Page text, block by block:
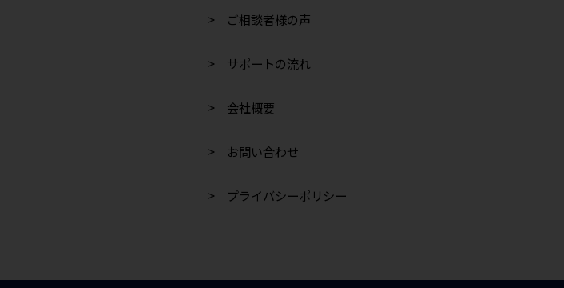
> ご相談者様の声
> サポートの流れ
> 会社概要
> お問い合わせ
> プライバシーポリシー